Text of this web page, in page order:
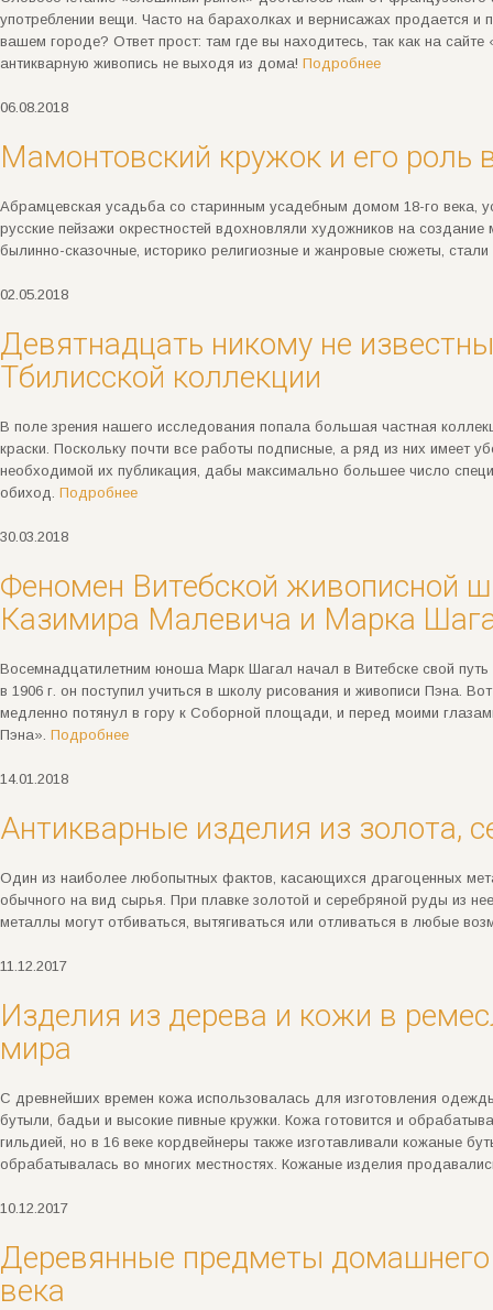
употреблении вещи. Часто на барахолках и вернисажах продается
вашем городе? Ответ прост: там где вы находитесь, так как на
антикварную живопись не выходя из дома! Подробнее
06.08.2018
Мамонтовский кружок и его роль
Абрамцевская усадьба со старинным усадебным домом 18-го века,
русские пейзажи окрестностей вдохновляли художников на
былинно-сказочные, историко религиозные и жанровые сюжеты,
02.05.2018
Девятнадцать никому не
Тбилисской коллекции
В поле зрения нашего исследования попала большая частная
краски. Поскольку почти все работы подписные, а ряд из них имеет
необходимой их публикация, дабы максимально большее число
обиход. Подробнее
30.03.2018
Феномен Витебской живописной
Казимира Малевича и Марка
Восемнадцатилетним юноша Марк Шагал начал в Витебске свой
в 1906 г. он поступил учиться в школу рисования и живописи Пэна.
медленно потянул в гору к Соборной площади, и перед моими
Пэна». Подробнее
14.01.2018
Антикварные изделия из золота,
Один из наиболее любопытных фактов, касающихся драгоценных
обычного на вид сырья. При плавке золотой и серебряной руды из
металлы могут отбиваться, вытягиваться или отливаться в любые
11.12.2017
Изделия из дерева и кожи в
мира
С древнейших времен кожа использовалась для изготовления
бутыли, бадьи и высокие пивные кружки. Кожа готовится и
гильдией, но в 16 веке кордвейнеры также изготавливали кожаные
обрабатывалась во многих местностях. Кожаные изделия
10.12.2017
Деревянные предметы домашнего
века